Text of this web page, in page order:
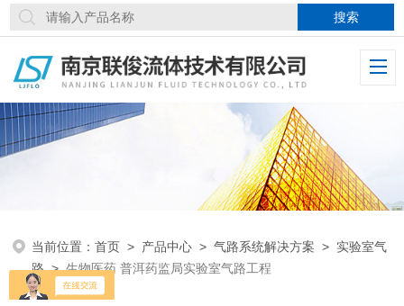
当前位置：首页 > 产品中心 >气路系统解决方案 > 实验室气
路>生物医药 普洱药监局实验室气路工程